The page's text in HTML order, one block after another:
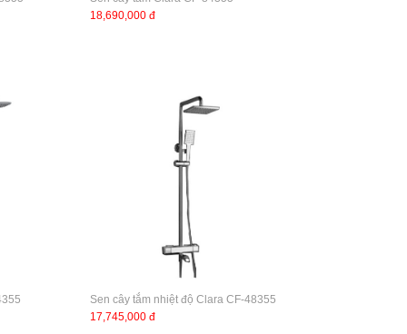
18,690,000 đ
Sen cây tắm nhiệt độ Clara CF-48355
17,745,000 đ